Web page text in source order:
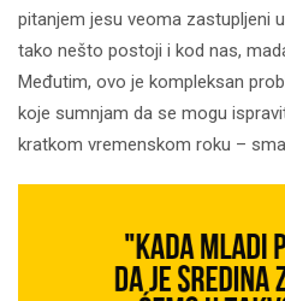
pitanjem jesu veoma zastupljeni
tako nešto postoji i kod nas,
Međutim, ovo je kompleksan
koje sumnjam da se mogu
kratkom vremenskom roku –